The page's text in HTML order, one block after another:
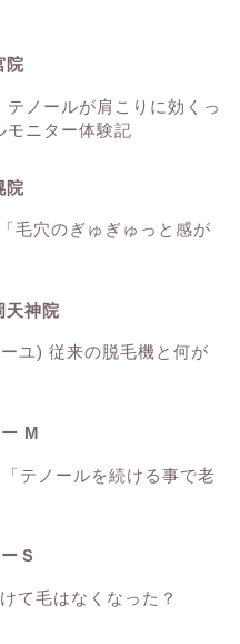
院
ノールが肩こりに効くっ
モニター体験記
院
毛穴のぎゅぎゅっと感が
天神院
ユ) 従来の脱毛機と何が
M
テノールを続ける事で老
Ｓ
て毛はなくなった？
肌
ルトラアクセント
サーマクール
ザートーニング
ＳＲＳマスク